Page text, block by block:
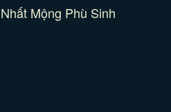
Nhất Mộng Phù Sinh